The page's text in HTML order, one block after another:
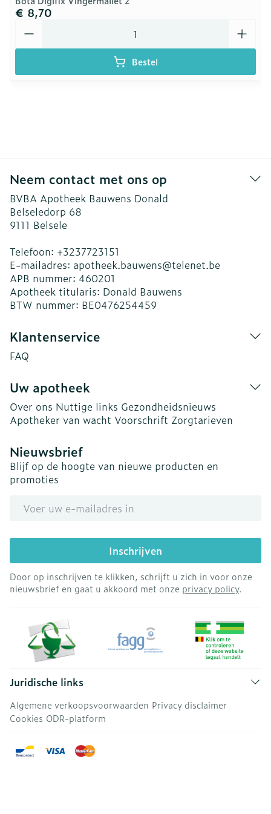
€ 8,70
Bestel
Neem contact met ons op
BVBA Apotheek Bauwens Donald
Belseledorp 68
9111 Belsele
Telefoon: +3237723151
E-mailadres: apotheek.bauwens@telenet.be
APB nummer: 460201
Apotheek titularis: Donald Bauwens
BTW nummer: BE0476254459
Klantenservice
FAQ
Uw apotheek
Over ons Nuttige links Gezondheidsnieuws
Apotheker van wacht Voorschrift Zorgtarieven
Nieuwsbrief
Blijf op de hoogte van nieuwe producten en
promoties
Inschrijven
Door op inschrijven te klikken, schrijft u zich in voor onze
nieuwsbrief en gaat u akkoord met onze privacy policy.
Juridische links
Algemene verkoopsvoorwaarden Privacy disclaimer
Cookies ODR-platform